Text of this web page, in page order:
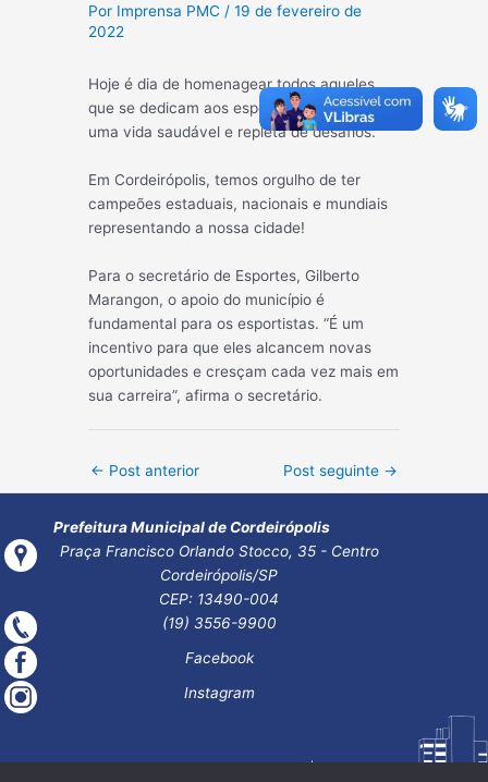
Por Imprensa PMC /19 de fevereiro de
2022
Hoje é dia de homenagear todos aqueles
que se dedicam aos esportes, buscando
uma vida saudável e repleta de desafios.
Em Cordeirópolis, temos orgulho de ter
campeões estaduais, nacionais e mundiais
representando a nossa cidade!
Para o secretário de Esportes, Gilberto
Marangon, o apoio do município é
fundamental para os esportistas. “É um
incentivo para que eles alcancem novas
oportunidades e cresçam cada vez mais em
sua carreira”, afirma o secretário.
Post
← Post anterior Post seguinte →
Prefeitura Municipal de Cordeirópolis
Praça Francisco Orlando Stocco, 35 - Centro
Cordeirópolis/SP
CEP: 13490-004
(19) 3556-9900
Facebook
Instagram